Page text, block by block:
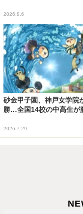
2026.8.6
砂金甲子園、神戸女学院
勝…全国14校の中高生が
2026.7.29